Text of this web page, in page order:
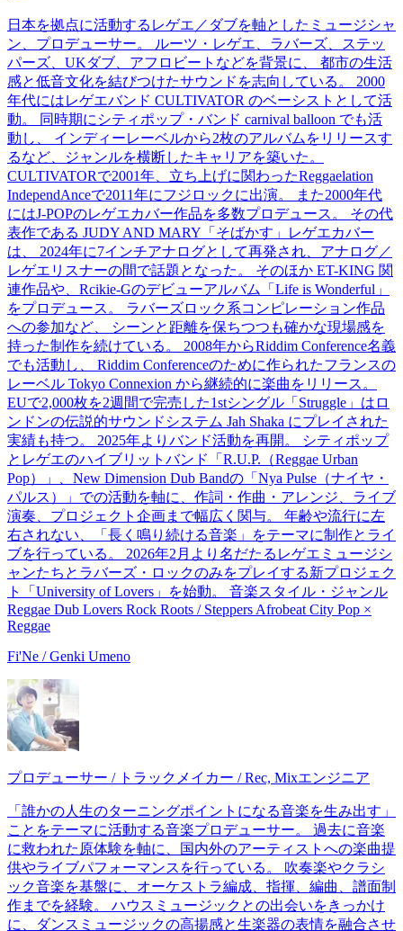
日本を拠点に活動するレゲエ／ダブを軸としたミュージシャ
ン、プロデューサー。 ルーツ・レゲエ、ラバーズ、ステッ
パーズ、UKダブ、アフロビートなどを背景に、 都市の生活
感と低音文化を結びつけたサウンドを志向している。 2000
年代にはレゲエバンド CULTIVATOR のベーシストとして活
動。 同時期にシティポップ・バンド carnival balloon でも活
動し、 インディーレーベルから2枚のアルバムをリリースす
るなど、ジャンルを横断したキャリアを築いた。
CULTIVATORで2001年、立ち上げに関わったReggaelation
IndependAnceで2011年にフジロックに出演。 また2000年代
にはJ-POPのレゲエカバー作品を多数プロデュース。 その代
表作である JUDY AND MARY「そばかす」レゲエカバー
は、 2024年に7インチアナログとして再発され、アナログ／
レゲエリスナーの間で話題となった。 そのほか ET-KING 関
連作品や、Rcikie-Gのデビューアルバム「Life is Wonderful」
をプロデュース。 ラバーズロック系コンピレーション作品
への参加など、 シーンと距離を保ちつつも確かな現場感を
持った制作を続けている。 2008年からRiddim Conference名義
でも活動し、 Riddim Conferenceのために作られたフランスの
レーベル Tokyo Connexion から継続的に楽曲をリリース。
EUで2,000枚を2週間で完売した1stシングル「Struggle」はロ
ンドンの伝説的サウンドシステム Jah Shaka にプレイされた
実績も持つ。 2025年よりバンド活動を再開。 シティポップ
とレゲエのハイブリットバンド「R.U.P.（Reggae Urban
Pop）」、New Dimension Dub Bandの「Nya Pulse（ナイヤ・
パルス）」での活動を軸に、作詞・作曲・アレンジ、ライブ
演奏、プロジェクト企画まで幅広く関与。 年齢や流行に左
右されない、「長く鳴り続ける音楽」をテーマに制作とライ
ブを行っている。 2026年2月より名だたるレゲエミュージシ
ャンたちとラバーズ・ロックのみをプレイする新プロジェク
ト「University of Lovers」を始動。 音楽スタイル・ジャンル
Reggae Dub Lovers Rock Roots / Steppers Afrobeat City Pop ×
Reggae
Fi'Ne / Genki Umeno
プロデューサー / トラックメイカー / Rec, Mixエンジニア
「誰かの人生のターニングポイントになる音楽を生み出す」
ことをテーマに活動する音楽プロデューサー。 過去に音楽
に救われた原体験を軸に、国内外のアーティストへの楽曲提
供やライブパフォーマンスを行っている。 吹奏楽やクラシ
ック音楽を基盤に、オーケストラ編成、指揮、編曲、譜面制
作までを経験。 ハウスミュージックとの出会いをきっかけ
に、ダンスミュージックの高揚感と生楽器の表情を融合させ